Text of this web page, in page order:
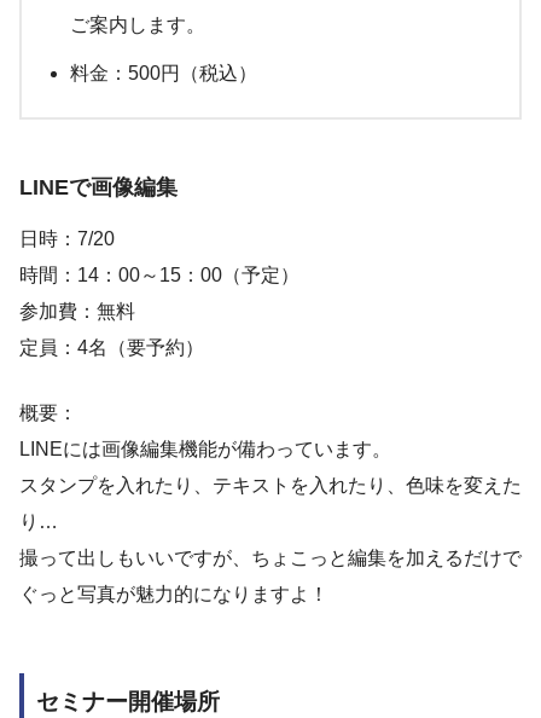
ご案内します。
料金：500円（税込）
LINEで画像編集
日時：7/20
時間：14：00～15：00（予定）
参加費：無料
定員：4名（要予約）
概要：
LINEには画像編集機能が備わっています。
スタンプを入れたり、テキストを入れたり、色味を変えた
り…
撮って出しもいいですが、ちょこっと編集を加えるだけで
ぐっと写真が魅力的になりますよ！
セミナー開催場所